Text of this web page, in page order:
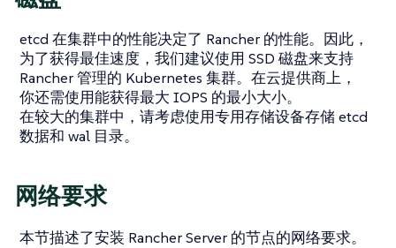
etcd 在集群中的性能决定了 Rancher 的性能。因此，
为了获得最佳速度，我们建议使用 SSD 磁盘来支持
Rancher 管理的 Kubernetes 集群。在云提供商上，
你还需使用能获得最大 IOPS 的最小大小。
在较大的集群中，请考虑使用专用存储设备存储 etcd
数据和 wal 目录。
网络要求
本节描述了安装 Rancher Server 的节点的网络要求。